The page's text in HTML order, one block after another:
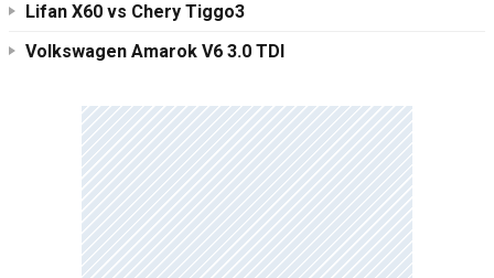
Lifan X60 vs Chery Tiggo3
Volkswagen Amarok V6 3.0 TDI